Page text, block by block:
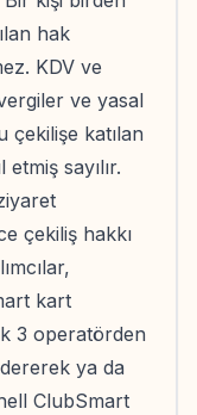
hak
KDV ve
ve yasal
katılan
sayılır.
çekiliş hakkı
kart
3 operatörden
ya da
ClubSmart